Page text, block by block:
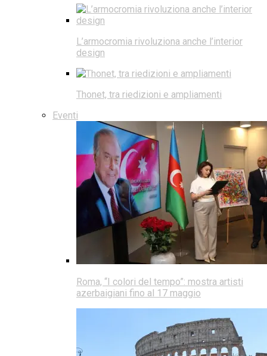
L’armocromia rivoluziona anche l’interior
design
Thonet, tra riedizioni e ampliamenti
Eventi
Roma, “I colori del tempo”: mostra artisti
azerbaigiani fino al 17 maggio